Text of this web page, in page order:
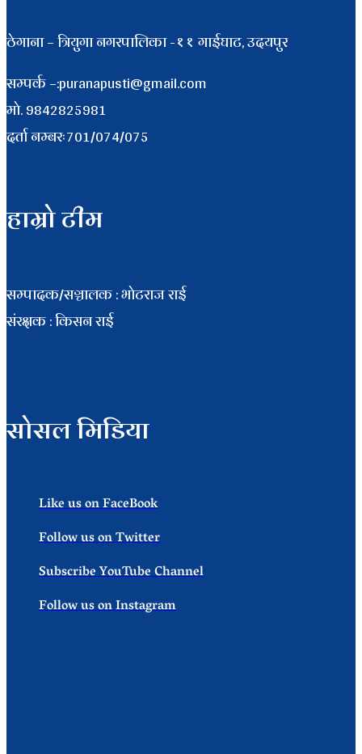
ठेगाना – त्रियुगा नगरपालिका -११ गाईघाट, उदयपुर
सम्पर्क –:puranapusti@gmail.com
माे. 9842825981
दर्ता नम्बरः701/074/075
हाम्रो टीम
सम्पादक/सञ्चालक : भाेटराज राई
संरक्षक : किसन राई
सोसल मिडिया
Like us on FaceBook
Follow us on Twitter
Subscribe YouTube Channel
Follow us on Instagram